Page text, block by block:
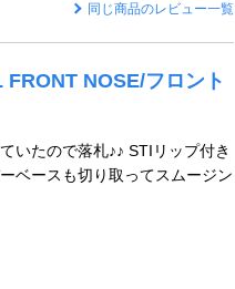
同じ商品のレビュー一覧
NOSE/フロント
いたので落札♪♪ STIリップ付き
ベースも切り取ってスムージン